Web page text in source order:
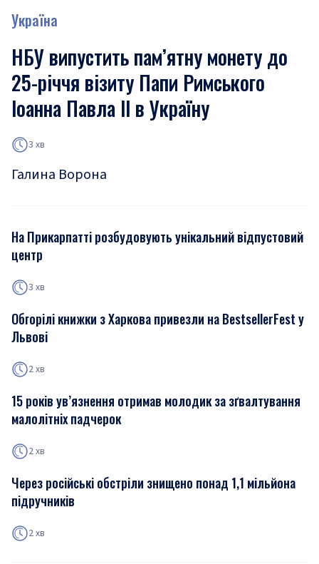
Україна
НБУ випустить пам’ятну монету до
25-річчя візиту Папи Римського
Іоанна Павла ІІ в Україну
3 хв
Галина Ворона
На Прикарпатті розбудовують унікальний відпустовий
центр
3 хв
Обгорілі книжки з Харкова привезли на BestsellerFest у
Львові
2 хв
15 років ув’язнення отримав молодик за зґвалтування
малолітніх падчерок
2 хв
Через російські обстріли знищено понад 1,1 мільйона
підручників
2 хв